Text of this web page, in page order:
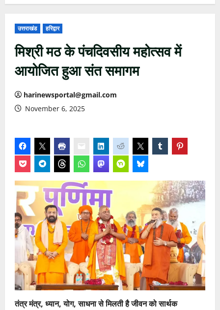
उत्तराखंड हरिद्वार
मिश्री मठ के पंचदिवसीय महोत्सव में
आयोजित हुआ संत समागम
harinewsportal@gmail.com
November 6, 2025
तंत्र मंत्र, ध्यान, योग, साधना से मिलती है जीवन को सार्थक